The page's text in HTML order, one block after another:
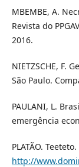
MBEMBE, A.
Revista do
2016.
NIETZSCHE, F.
São Paulo.
PAULANI, L.
emergência
PLATÃO.
http://